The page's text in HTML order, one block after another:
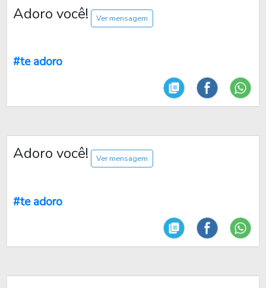
Adoro você! Ver mensagem
#te adoro
Adoro você! Ver mensagem
#te adoro